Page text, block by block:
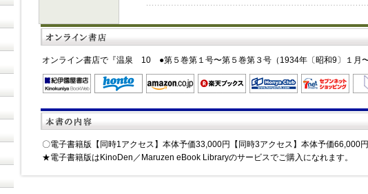
オンライン書店で『温泉 10 ●第５巻第１号〜第５巻第３号（1934年〔昭和9〕１月
〇電子書籍版【同時1アクセス】本体予価33,000円【同時3アクセス】本体予価66,000円
★電子書籍版はKinoDen／Maruzen eBook Libraryのサービスでご購入になれます。